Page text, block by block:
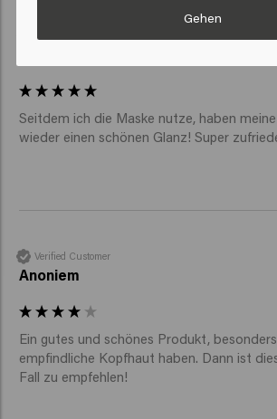
Seitdem ich die Maske nutze, haben
wieder einen schönen Glanz! Super
Verified Customer
Anoniem
Ein gutes und schönes Produkt,
empfindliche Kopfhaut haben. Dann ist
Fall zu empfehlen!
Gehen